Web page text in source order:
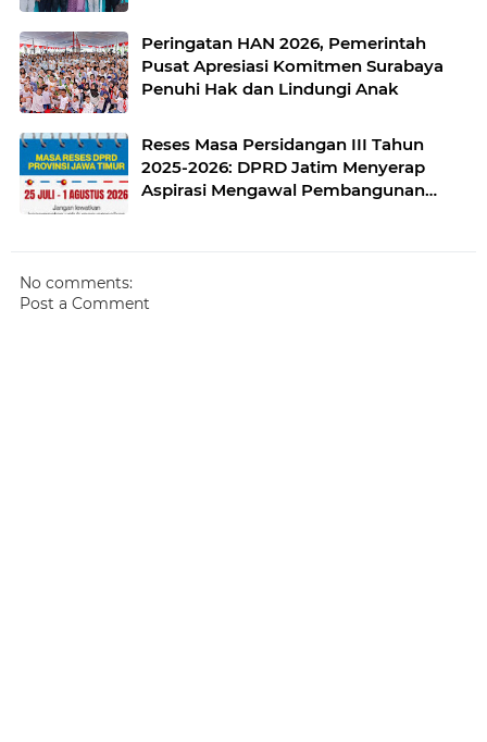
Peringatan HAN 2026, Pemerintah
Pusat Apresiasi Komitmen Surabaya
Penuhi Hak dan Lindungi Anak
Reses Masa Persidangan III Tahun
2025-2026: DPRD Jatim Menyerap
Aspirasi Mengawal Pembangunan
No comments:
Post a Comment